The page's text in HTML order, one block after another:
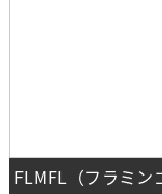
FLMFL（フラミン